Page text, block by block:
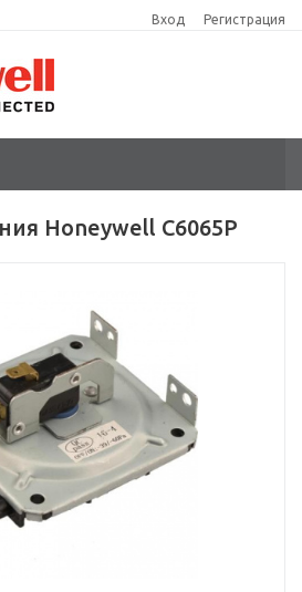
Вход Регистрация
Honeywell C6065P